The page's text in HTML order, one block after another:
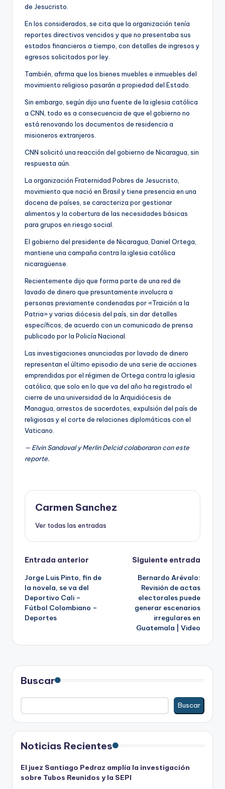
de Jesucristo.
En los considerados, se cita que la organización tenía
reportes directivos vencidos y que no presentaba sus
estados financieros a tiempo, con detalles de ingresos y
egresos solicitados por ley.
También, afirma que los bienes muebles e inmuebles del
movimiento religioso pasarán a propiedad del Estado.
Sin embargo, según dijo una fuente de la iglesia católica
a CNN, todo es a consecuencia de que el gobierno no
está renovando los documentos de residencia a
misioneros extranjeros.
CNN solicitó una reacción del gobierno de Nicaragua, sin
respuesta aún.
La organización Fraternidad Pobres de Jesucristo,
movimiento que nació en Brasil y tiene presencia en una
docena de países, se caracteriza por gestionar
alimentos y la cobertura de las necesidades básicas
para grupos en riesgo social.
El gobierno del presidente de Nicaragua, Daniel Ortega,
mantiene una campaña contra la iglesia católica
nicaragüense.
Recientemente dijo que forma parte de una red de
lavado de dinero que presuntamente involucra a
personas previamente condenadas por «Traición a la
Patria» y varias diócesis del país, sin dar detalles
específicos, de acuerdo con un comunicado de prensa
publicado por la Policía Nacional.
Las investigaciones anunciadas por lavado de dinero
representan el último episodio de una serie de acciones
emprendidas por el régimen de Ortega contra la iglesia
católica, que solo en lo que va del año ha registrado el
cierre de una universidad de la Arquidiócesis de
Managua, arrestos de sacerdotes, expulsión del país de
religiosas y el corte de relaciones diplomáticas con el
Vaticano.
— Elvin Sandoval y Merlin Delcid colaboraron con este
reporte.
Carmen Sanchez
Ver todas las entradas
Navegación
de
entradas
Entrada anterior
Jorge Luis Pinto, fin de
la novela, se va del
Deportivo Cali –
Fútbol Colombiano –
Deportes
Siguiente entrada
Bernardo Arévalo:
Revisión de actas
electorales puede
generar escenarios
irregulares en
Guatemala | Video
Buscar
Buscar
Noticias Recientes
El juez Santiago Pedraz amplía la investigación
sobre Tubos Reunidos y la SEPI